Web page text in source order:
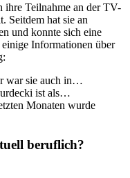
ihre Teilnahme an der TV-
Seitdem hat sie an
und konnte sich eine
Informationen über
war sie auch in…
ist als…
Monaten wurde
beruflich?